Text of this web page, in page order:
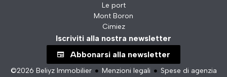
Le port
Mont Boron
Cimiez
Iscriviti alla nostra newsletter
Abbonarsi alla newsletter
©2026 Beliyz Immobilier Menzioni legali Spese di agenzia